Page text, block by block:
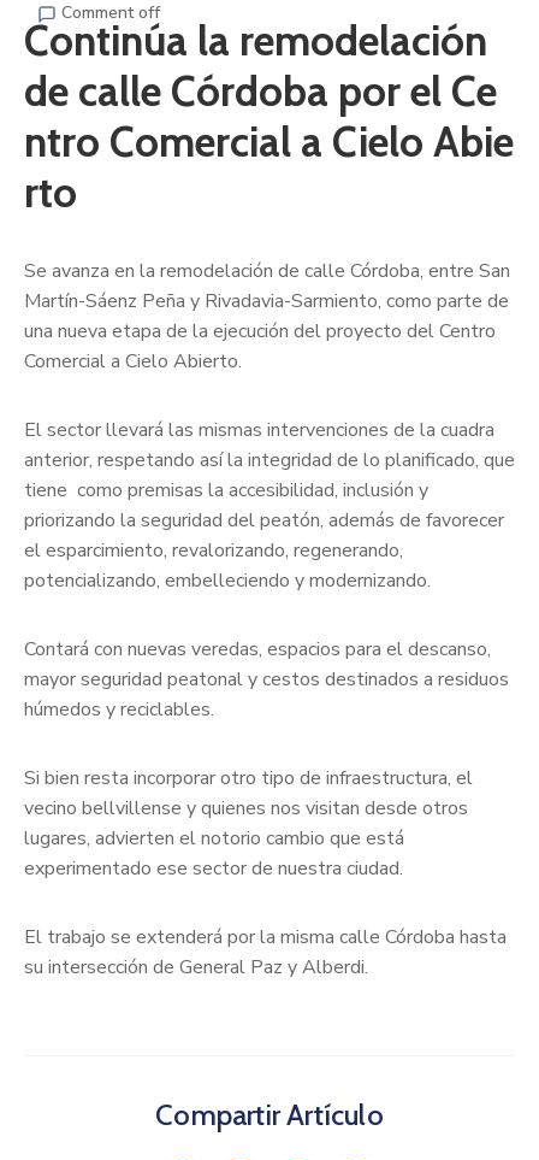
Comment off
Continúa la remodelación
de calle Córdoba por el Ce
ntro Comercial a Cielo Abie
rto
Se avanza en la remodelación de calle Córdoba, entre San
Martín-Sáenz Peña y Rivadavia-Sarmiento, como parte de
una nueva etapa de la ejecución del proyecto del Centro
Comercial a Cielo Abierto.
El sector llevará las mismas intervenciones de la cuadra
anterior, respetando así la integridad de lo planificado, que
tiene como premisas la accesibilidad, inclusión y
priorizando la seguridad del peatón, además de favorecer
el esparcimiento, revalorizando, regenerando,
potencializando, embelleciendo y modernizando.
Contará con nuevas veredas, espacios para el descanso,
mayor seguridad peatonal y cestos destinados a residuos
húmedos y reciclables.
Si bien resta incorporar otro tipo de infraestructura, el
vecino bellvillense y quienes nos visitan desde otros
lugares, advierten el notorio cambio que está
experimentado ese sector de nuestra ciudad.
El trabajo se extenderá por la misma calle Córdoba hasta
su intersección de General Paz y Alberdi.
Compartir Artículo